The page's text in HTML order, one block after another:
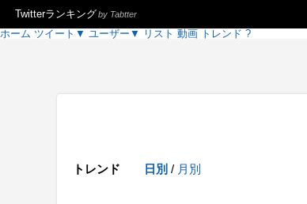
Twitterランキングby Tabtter
ホーム ツイート ▼ ユーザー ▼ リスト 動画 トレンド ?
トレンド 日別 / 月別